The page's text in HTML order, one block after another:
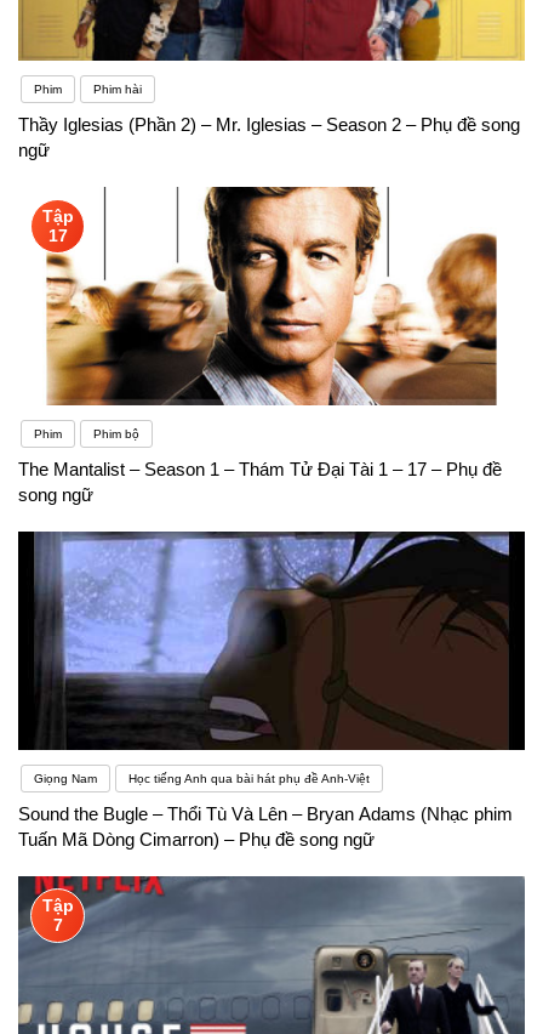
khó khăn đối với người tự ti và rụt rè. Nhìn chung
những khó khăn nêu trên chúng ta đều có thể giải
quyết được nếu như chúng ta có niềm đam mê với
Phim Phim hài
Thầy Iglesias (Phần 2) – Mr. Iglesias – Season 2 – Phụ đề song
ngữ
Tập
17
Phim Phim bộ
The Mantalist – Season 1 – Thám Tử Đại Tài 1 – 17 – Phụ đề
song ngữ
Giọng Nam Học tiếng Anh qua bài hát phụ đề Anh-Việt
Sound the Bugle – Thổi Tù Và Lên – Bryan Adams (Nhạc phim
Tuấn Mã Dòng Cimarron) – Phụ đề song ngữ
Tập
7